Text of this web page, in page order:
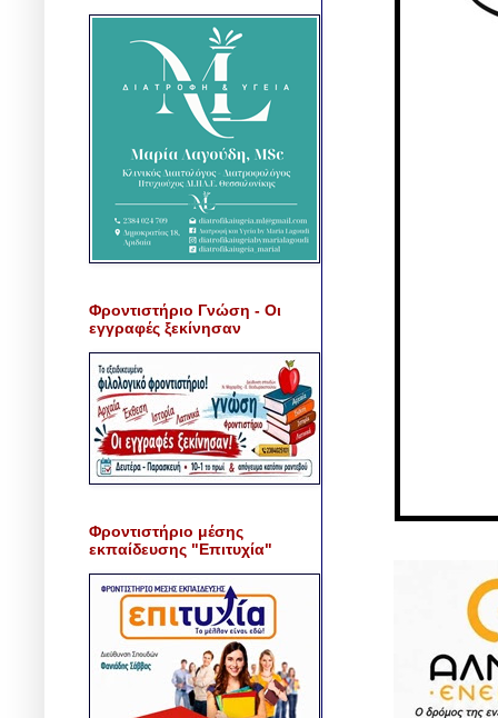
Φροντιστήριο Γνώση - Οι
εγγραφές ξεκίνησαν
Φροντιστήριο μέσης
εκπαίδευσης "Επιτυχία"